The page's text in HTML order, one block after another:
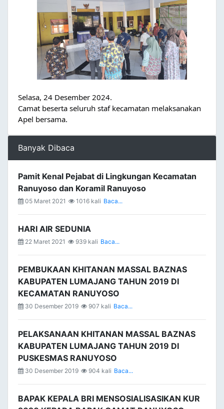
Selasa, 24 Desember 2024.
Camat beserta seluruh staf kecamatan melaksanakan
Apel bersama.
Banyak Dibaca
Pamit Kenal Pejabat di Lingkungan Kecamatan
Ranuyoso dan Koramil Ranuyoso
05 Maret 2021 1016 kali Baca...
HARI AIR SEDUNIA
22 Maret 2021 939 kali Baca...
PEMBUKAAN KHITANAN MASSAL BAZNAS
KABUPATEN LUMAJANG TAHUN 2019 DI
KECAMATAN RANUYOSO
30 Desember 2019 907 kali Baca...
PELAKSANAAN KHITANAN MASSAL BAZNAS
KABUPATEN LUMAJANG TAHUN 2019 DI
PUSKESMAS RANUYOSO
30 Desember 2019 904 kali Baca...
BAPAK KEPALA BRI MENSOSIALISASIKAN KUR